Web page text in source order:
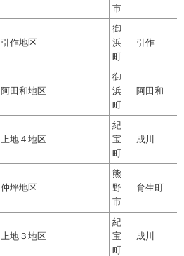
市
引作地区
御
浜
町
引作
阿田和地区
御
浜
町
阿田和
上地４地区
紀
宝
町
成川
仲坪地区
熊
野
市
育生町
上地３地区
紀
宝
町
成川